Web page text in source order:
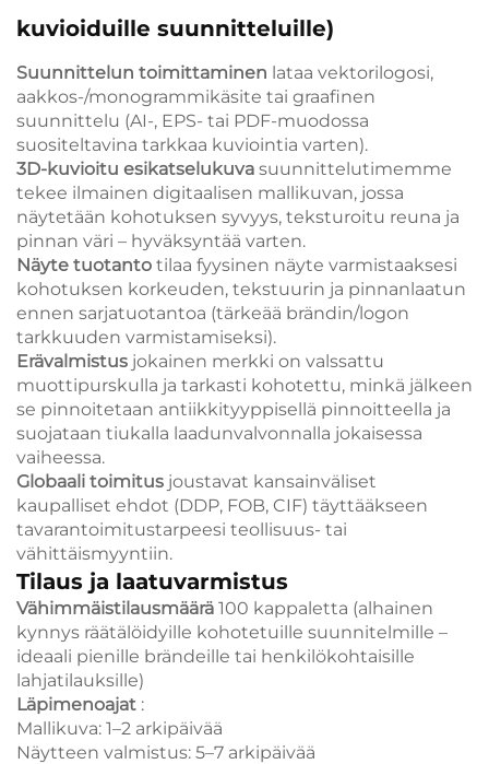
kuvioiduille suunnitteluille)
Suunnittelun toimittaminen lataa vektorilogosi,
aakkos-/monogrammikäsite tai graafinen
suunnittelu (AI-, EPS- tai PDF-muodossa
suositeltavina tarkkaa kuviointia varten).
3D-kuvioitu esikatselukuva suunnittelutimemme
tekee ilmainen digitaalisen mallikuvan, jossa
näytetään kohotuksen syvyys, teksturoitu reuna ja
pinnan väri – hyväksyntää varten.
Näyte tuotanto tilaa fyysinen näyte varmistaaksesi
kohotuksen korkeuden, tekstuurin ja pinnanlaatun
ennen sarjatuotantoa (tärkeää brändin/logon
tarkkuuden varmistamiseksi).
Erävalmistus jokainen merkki on valssattu
muottipurskulla ja tarkasti kohotettu, minkä jälkeen
se pinnoitetaan antiikkityyppisellä pinnoitteella ja
suojataan tiukalla laadunvalvonnalla jokaisessa
vaiheessa.
Globaali toimitus joustavat kansainväliset
kaupalliset ehdot (DDP, FOB, CIF) täyttääkseen
tavarantoimitustarpeesi teollisuus- tai
vähittäismyyntiin.
Tilaus ja laatuvarmistus
Vähimmäistilausmäärä 100 kappaletta (alhainen
kynnys räätälöidyille kohotetuille suunnitelmille –
ideaali pienille brändeille tai henkilökohtaisille
lahjatilauksille)
Läpimenoajat :
Mallikuva: 1–2 arkipäivää
Näytteen valmistus: 5–7 arkipäivää